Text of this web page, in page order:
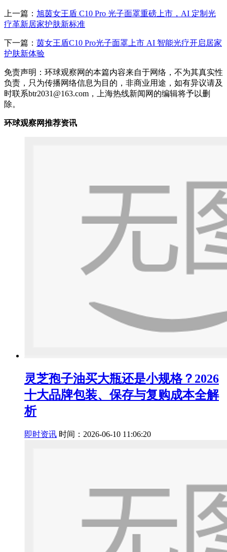
上一篇： 旭茵女王盾 C10 Pro 光子面罩重磅上市，AI 定制光
疗革新居家护肤新标准
下一篇： 茵女王盾C10 Pro光子面罩上市 AI 智能光疗开启居家
护肤新体验
免责声明：环球观察网的本篇内容来自于网络，不为其真实性
负责，只为传播网络信息为目的，非商业用途，如有异议请及
时联系btr2031@163.com，上海热线新闻网的编辑将予以删
除。
环球观察网推荐资讯
灵芝孢子油买大瓶还是小规格？2026
十大品牌包装、保存与复购成本全解
析
即时资讯 时间：2026-06-10 11:06:20